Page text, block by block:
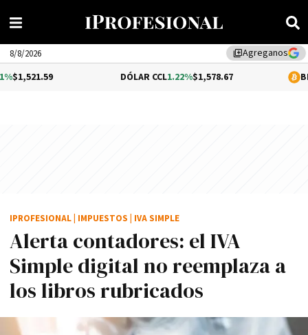
library_addAgreganos
8/8/2026
DÓLAR CCL1.22%$1,578.67 BITCOIN-
Alerta contadores: el IVA
Simple digital no reemplaza a
los libros rubricados
IPROFESIONAL IMPUESTOS IVA SIMPLE